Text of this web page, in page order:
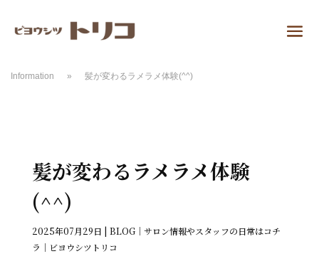
Information » 髪が変わるラメラメ体験(^^)
髪が変わるラメラメ体験
(^^)
2025年07月29日 | BLOG｜サロン情報やスタッフの日常はコチ
ラ｜ビヨウシツトリコ